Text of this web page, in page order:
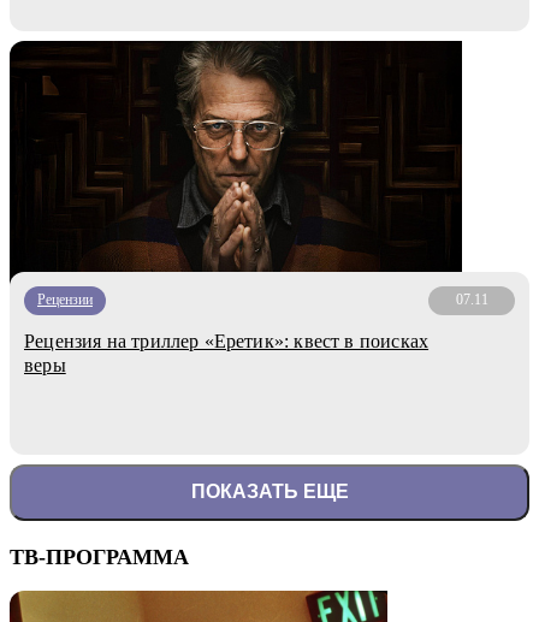
Рецензии 07.11
Рецензия на триллер «Еретик»: квест в поисках
веры
ПОКАЗАТЬ ЕЩЕ
ТВ-ПРОГРАММА